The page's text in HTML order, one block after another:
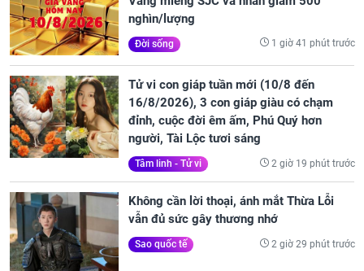
nghìn/lượng
Đời sống 1 giờ 41 phút trước
Tử vi con giáp tuần mới (10/8 đến
16/8/2026), 3 con giáp giàu có chạm
đỉnh, cuộc đời êm ấm, Phú Quý hơn
người, Tài Lộc tươi sáng
Tâm linh - Tử vi 2 giờ 19 phút trước
Không cần lời thoại, ánh mắt Thừa Lỗi
vẫn đủ sức gây thương nhớ
Sao quốc tế 2 giờ 29 phút trước